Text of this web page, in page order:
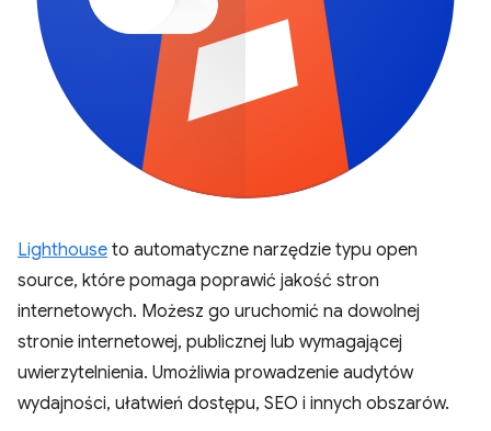
Lighthouse to automatyczne narzędzie typu open
source, które pomaga poprawić jakość stron
internetowych. Możesz go uruchomić na dowolnej
stronie internetowej, publicznej lub wymagającej
uwierzytelnienia. Umożliwia prowadzenie audytów
wydajności, ułatwień dostępu, SEO i innych obszarów.